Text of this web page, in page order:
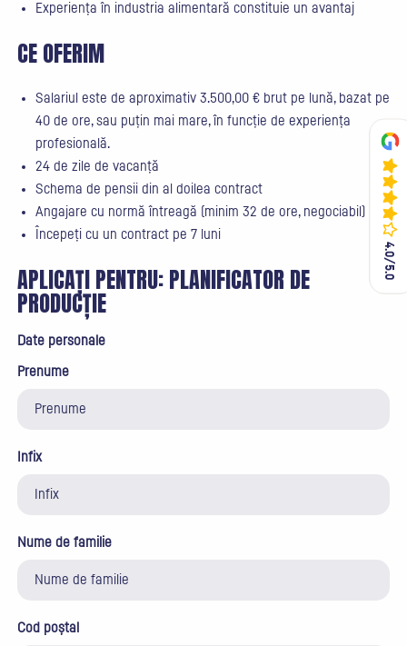
4.0/5.0
4.0/5.0
Experiența în industria alimentară constituie un avantaj
CE OFERIM
Salariul este de aproximativ 3.500,00 € brut pe lună, bazat pe
40 de ore, sau puțin mai mare, în funcție de experiența
profesională.
24 de zile de vacanță
Schema de pensii din al doilea contract
Angajare cu normă întreagă (minim 32 de ore, negociabil)
Începeți cu un contract pe 7 luni
APLICAȚI PENTRU:PLANIFICATOR DE
PRODUCȚIE
Date personale
Prenume
Infix
Nume de familie
Cod poștal